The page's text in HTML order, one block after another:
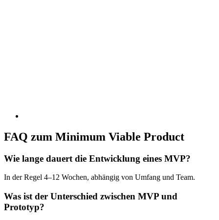
Supply Chain App für effizienten Warenfluss
FAQ zum Minimum Viable Product
Wie lange dauert die Entwicklung eines MVP?
In der Regel 4–12 Wochen, abhängig von Umfang und Team.
Was ist der Unterschied zwischen MVP und
Prototyp?